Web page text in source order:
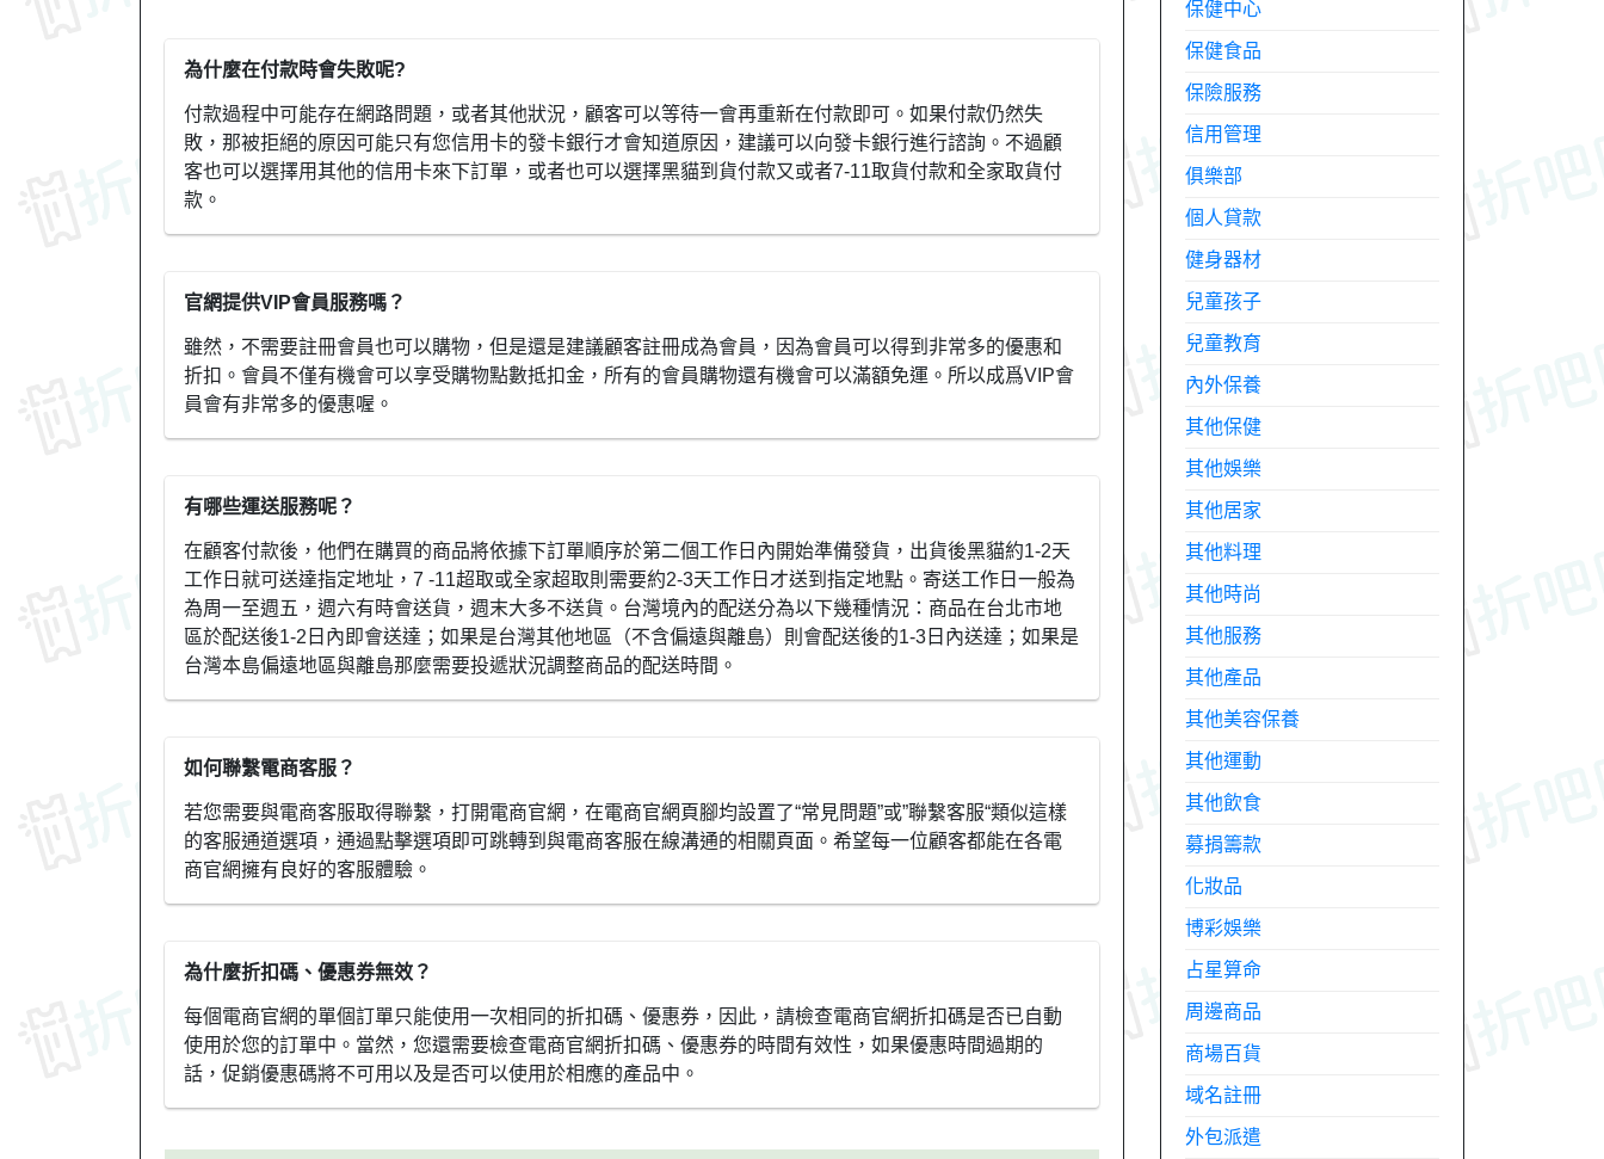
為什麼在付款時會失敗呢?
付款過程中可能存在網路問題，或者其他狀況，顧客可以等待一會再重新在付款即可。如果付款仍然失
敗，那被拒絕的原因可能只有您信用卡的發卡銀行才會知道原因，建議可以向發卡銀行進行諮詢。不過顧
客也可以選擇用其他的信用卡來下訂單，或者也可以選擇黑貓到貨付款又或者7-11取貨付款和全家取貨付
款。
官網提供VIP會員服務嗎？
雖然，不需要註冊會員也可以購物，但是還是建議顧客註冊成為會員，因為會員可以得到非常多的優惠和
折扣。會員不僅有機會可以享受購物點數抵扣金，所有的會員購物還有機會可以滿額免運。所以成爲VIP會
員會有非常多的優惠喔。
有哪些運送服務呢？
在顧客付款後，他們在購買的商品將依據下訂單順序於第二個工作日內開始準備發貨，出貨後黑貓約1-2天
工作日就可送達指定地址，7 -11超取或全家超取則需要約2-3天工作日才送到指定地點。寄送工作日一般為
為周一至週五，週六有時會送貨，週末大多不送貨。台灣境內的配送分為以下幾種情況：商品在台北市地
區於配送後1-2日內即會送達；如果是台灣其他地區（不含偏遠與離島）則會配送後的1-3日內送達；如果是
台灣本島偏遠地區與離島那麼需要投遞狀況調整商品的配送時間。
如何聯繫電商客服？
若您需要與電商客服取得聯繫，打開電商官網，在電商官網頁腳均設置了“常見問題”或”聯繫客服“類似這樣
的客服通道選項，通過點擊選項即可跳轉到與電商客服在線溝通的相關頁面。希望每一位顧客都能在各電
商官網擁有良好的客服體驗。
為什麼折扣碼、優惠券無效？
每個電商官網的單個訂單只能使用一次相同的折扣碼、優惠券，因此，請檢查電商官網折扣碼是否已自動
使用於您的訂單中。當然，您還需要檢查電商官網折扣碼、優惠券的時間有效性，如果優惠時間過期的
話，促銷優惠碼將不可用以及是否可以使用於相應的產品中。
保健中心
保健食品
保險服務
信用管理
俱樂部
個人貸款
健身器材
兒童孩子
兒童教育
內外保養
其他保健
其他娛樂
其他居家
其他料理
其他時尚
其他服務
其他產品
其他美容保養
其他運動
其他飲食
募捐籌款
化妝品
博彩娛樂
占星算命
周邊商品
商場百貨
域名註冊
外包派遣